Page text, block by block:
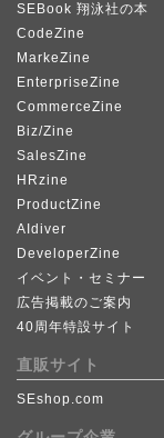
SEBook 翔泳社の本
CodeZine
MarkeZine
EnterpriseZine
CommerceZine
Biz/Zine
SalesZine
HRzine
ProductZine
AIdiver
DeveloperZine
イベント・セミナー
広告掲載のご案内
40周年特設サイト
直販サイト
SEshop.com